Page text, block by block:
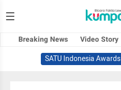
Breaking News Video Story
SATU Indonesia Awards